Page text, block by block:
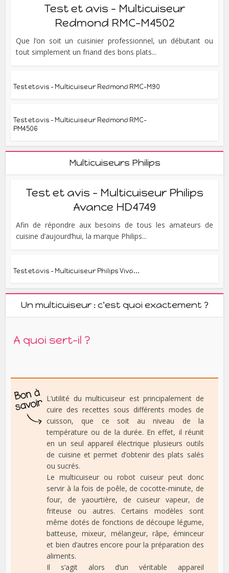
Test et avis – Multicuiseur
Redmond RMC-M4502
Que l’on soit un cuisinier professionnel, un débutant ou
tout simplement un friand des bons plats...
Test et avis – Multicuiseur Redmond RMC-M90
Test et avis – Multicuiseur Redmond RMC-
PM4506
Multicuiseurs Philips
Test et avis – Multicuiseur Philips
Avance HD4749
Afin de répondre aux besoins de tous les amateurs de
cuisine d’aujourd’hui, la marque Philips...
Test et avis – Multicuiseur Philips Viva...
Un multicuiseur : c'est quoi exactement ?
A quoi sert-il ?
L’utilité du multicuiseur est principalement de
cuire des recettes sous différents modes de
cuisson, que ce soit au niveau de la
température ou de la durée. En effet, il réunit
en un seul appareil électrique plusieurs outils
de cuisine et permet d’obtenir des plats salés
ou sucrés.
Le multicuiseur ou robot cuiseur peut donc
servir à la fois de poêle, de cocotte-minute, de
four, de yaourtière, de cuiseur vapeur, de
friteuse ou autres. Certains modèles sont
même dotés de fonctions de découpe légume,
batteuse, mixeur, mélangeur, râpe, éminceur
et bien d’autres encore pour la préparation des
aliments.
Il s’agit alors d’un véritable appareil